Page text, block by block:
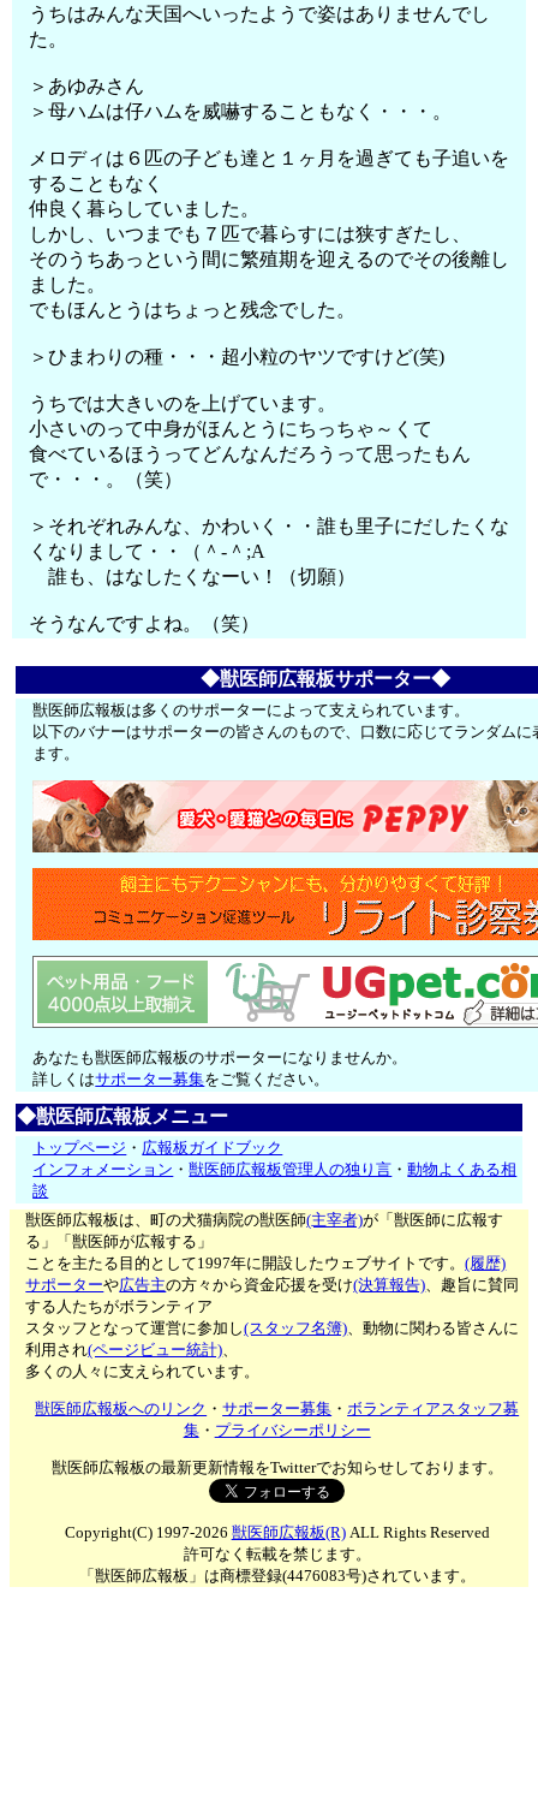
うちはみんな天国へいったようで姿はありませんでし
た。
＞あゆみさん
＞母ハムは仔ハムを威嚇することもなく・・・。
メロディは６匹の子ども達と１ヶ月を過ぎても子追いを
することもなく
仲良く暮らしていました。
しかし、いつまでも７匹で暮らすには狭すぎたし、
そのうちあっという間に繁殖期を迎えるのでその後離し
ました。
でもほんとうはちょっと残念でした。
＞ひまわりの種・・・超小粒のヤツですけど(笑)
うちでは大きいのを上げています。
小さいのって中身がほんとうにちっちゃ～くて
食べているほうってどんなんだろうって思ったもん
で・・・。（笑）
＞それぞれみんな、かわいく・・誰も里子にだしたくな
くなりまして・・（＾-＾;A
誰も、はなしたくなーい！（切願）
そうなんですよね。（笑）
◆獣医師広報板サポーター◆
獣医師広報板は多くのサポーターによって支えられています。
以下のバナーはサポーターの皆さんのもので、口数に応じてランダムに
ます。
あなたも獣医師広報板のサポーターになりませんか。
詳しくはサポーター募集をご覧ください。
◆獣医師広報板メニュー
トップページ ・ 広報板ガイドブック
インフォメーション ・獣医師広報板管理人の独り言 ・動物よくある相
談
獣医師広報板は、町の犬猫病院の獣医師(主宰者)が「獣医師に広報す
る」「獣医師が広報する」
ことを主たる目的として1997年に開設したウェブサイトです。(履歴)
サポーターや広告主の方々から資金応援を受け(決算報告)、趣旨に賛同
する人たちがボランティア
スタッフとなって運営に参加し(スタッフ名簿)、動物に関わる皆さんに
利用され(ページビュー統計)、
多くの人々に支えられています。
獣医師広報板へのリンク ・サポーター募集 ・ボランティアスタッフ募
集・ プライバシーポリシー
獣医師広報板の最新更新情報をTwitterでお知らせしております。
Copyright(C) 1997-2026 獣医師広報板(R)ALL Rights Reserved
許可なく転載を禁じます。
「獣医師広報板」は商標登録(4476083号)されています。